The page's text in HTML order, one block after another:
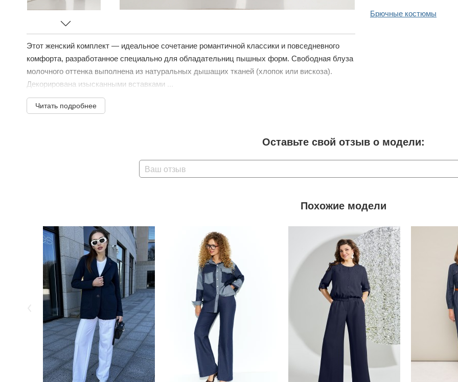
Этот женский комплект — идеальное сочетание романтичной классики и повседневного
комфорта, разработанное специально для обладательниц пышных форм. Свободная блуза
молочного оттенка выполнена из натуральных дышащих тканей (хлопок или вискоза).
Декорирована изысканными вставками ...
Читать подробнее
Брючные костюмы
Оставьте свой отзыв о модели:
Ваш отзыв
Похожие модели